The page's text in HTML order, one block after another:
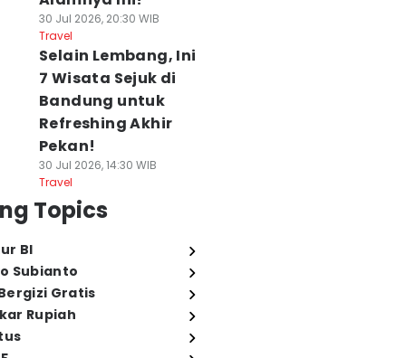
30 Jul 2026, 20:30 WIB
Travel
Selain Lembang, Ini
7 Wisata Sejuk di
Bandung untuk
Refreshing Akhir
Pekan!
30 Jul 2026, 14:30 WIB
Travel
Topics
BI
Subianto
Gratis
Rupiah